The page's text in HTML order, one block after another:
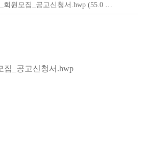
회원모집_공고신청서.hwp (55.0
집_공고신청서.hwp